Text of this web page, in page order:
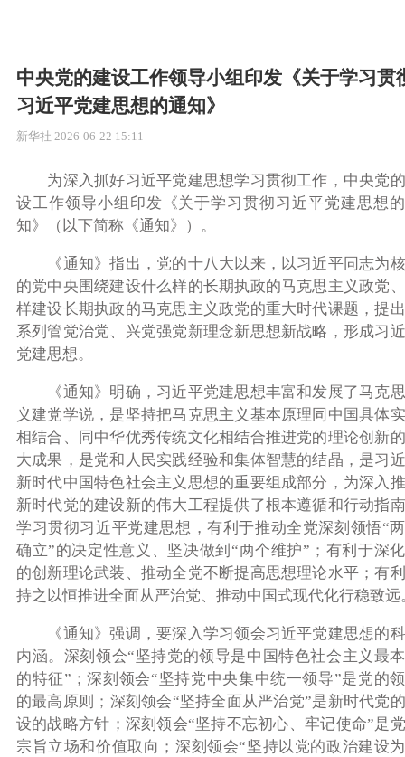
中央党的建设工作领导小组印发《关于学习贯
习近平党建思想的通知》
新华社 2026-06-22 15:11
为深入抓好习近平党建思想学习贯彻工作，中央党
设工作领导小组印发《关于学习贯彻习近平党建思想
知》（以下简称《通知》）。
《通知》指出，党的十八大以来，以习近平同志为
的党中央围绕建设什么样的长期执政的马克思主义政党
样建设长期执政的马克思主义政党的重大时代课题，提
系列管党治党、兴党强党新理念新思想新战略，形成习
党建思想。
《通知》明确，习近平党建思想丰富和发展了马克
义建党学说，是坚持把马克思主义基本原理同中国具体
相结合、同中华优秀传统文化相结合推进党的理论创新
大成果，是党和人民实践经验和集体智慧的结晶，是习
新时代中国特色社会主义思想的重要组成部分，为深入
新时代党的建设新的伟大工程提供了根本遵循和行动指
学习贯彻习近平党建思想，有利于推动全党深刻领悟“
确立”的决定性意义、坚决做到“两个维护”；有利于深
的创新理论武装、推动全党不断提高思想理论水平；有
持之以恒推进全面从严治党、推动中国式现代化行稳致远
《通知》强调，要深入学习领会习近平党建思想的
内涵。深刻领会“坚持党的领导是中国特色社会主义最
的特征”；深刻领会“坚持党中央集中统一领导”是党的
的最高原则；深刻领会“坚持全面从严治党”是新时代党
设的战略方针；深刻领会“坚持不忘初心、牢记使命”是
宗旨立场和价值取向；深刻领会“坚持以党的政治建设